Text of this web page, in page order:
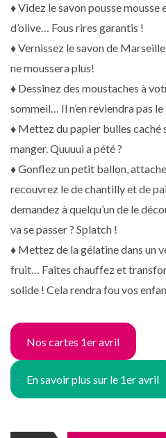
♦ Videz le savon pousse mousse
d’olive… Fous rires garantis !
♦ Vernissez le savon de
ne moussera plus!
♦ Dessinez des moustaches à
sommeil… Il n’en reviendra pas
♦ Mettez du papier bulles caché
manger. Quuuui a pété ?
♦ Gonflez un petit ballon,
recouvrez le de chantilly et de
demandez à quelqu’un de le
va se passer ? Splatch !
♦ Mettez de la gélatine dans un
fruit… Faites chauffez et
solide ! Cela rendra fou vos
Nos cartes 1er avril
En savoir plus sur le 1er avril